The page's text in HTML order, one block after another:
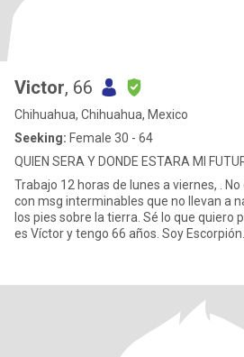
Victor, 66
Chihuahua, Chihuahua, Mexico
Seeking: Female 30 - 64
QUIEN SERA Y DONDE ESTARA MI
Trabajo 12 horas de lunes a viernes, .
con msg interminables que no llevan a
los pies sobre la tierra. Sé lo que quiero para mi
es Víctor y tengo 66 años. Soy